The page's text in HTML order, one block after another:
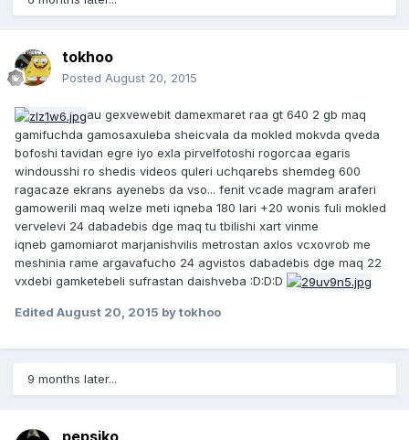
tokhoo
Posted August 20, 2015
au gexvewebit damexmaret raa gt 640 2 gb maq
gamifuchda gamosaxuleba sheicvala da mokled mokvda qveda
bofoshi tavidan egre iyo exla pirvelfotoshi rogorcaa egaris
windousshi ro shedis videos quleri uchqarebs shemdeg 600
ragacaze ekrans ayenebs da vso... fenit vcade magram araferi
gamowerili maq welze meti iqneba 180 lari +20 wonis fuli mokled
vervelevi 24 dabadebis dge maq tu tbilishi xart vinme
iqneb gamomiarot marjanishvilis metrostan axlos vcxovrob me
meshinia rame argavafucho 24 agvistos dabadebis dge maq 22
vxdebi gamketebeli sufrastan daishveba :D:D:D
Edited August 20, 2015 by tokhoo
9 months later...